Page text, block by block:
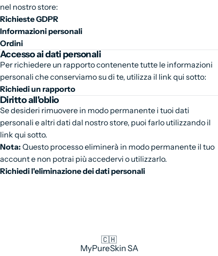
nel nostro store:
Richieste GDPR
Informazioni personali
Ordini
Accesso ai dati personali
Per richiedere un rapporto contenente tutte le informazioni
personali che conserviamo su di te, utilizza il link qui sotto:
Richiedi un rapporto
Diritto all'oblio
Se desideri rimuovere in modo permanente i tuoi dati
personali e altri dati dal nostro store, puoi farlo utilizzando il
link qui sotto.
Nota: Questo processo eliminerà in modo permanente il tuo
account e non potrai più accedervi o utilizzarlo.
Richiedi l'eliminazione dei dati personali
🇨🇭
MyPureSkin SA